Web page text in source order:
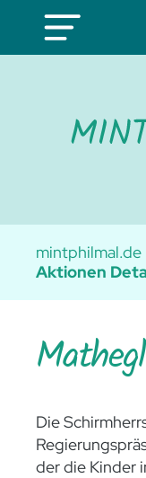
mintphilmal.de
Aktionen
Die
der die Kinder